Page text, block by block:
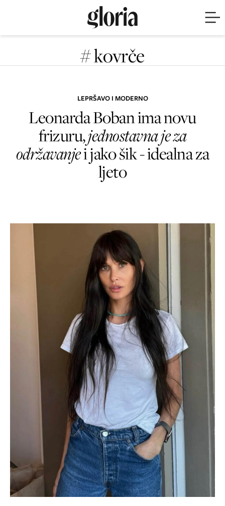
# kovrče
LEPRŠAVO I MODERNO
Leonarda Boban ima novu
frizuru,jednostavna je za
održavanjei jako šik - idealna za
ljeto